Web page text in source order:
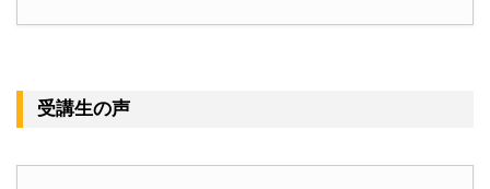
受講生の声